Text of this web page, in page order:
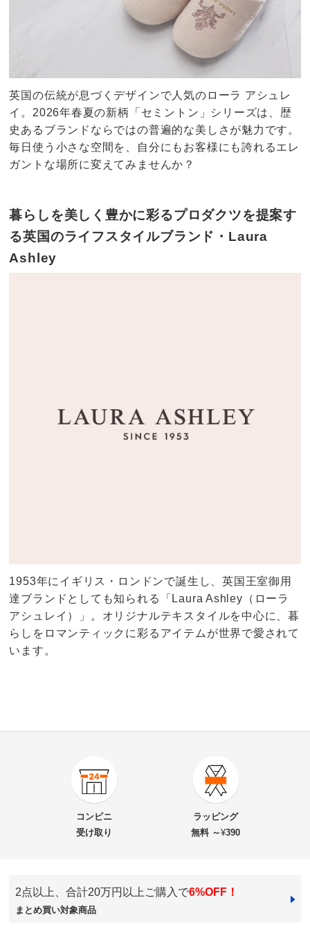
英国の伝統が息づくデザインで人気のローラ アシュレ
イ。2026年春夏の新柄「セミントン」シリーズは、歴
史あるブランドならではの普遍的な美しさが魅力です。
毎日使う小さな空間を、自分にもお客様にも誇れるエレ
ガントな場所に変えてみませんか？
暮らしを美しく豊かに彩るプロダクツを提案す
る英国のライフスタイルブランド・Laura
Ashley
1953年にイギリス・ロンドンで誕生し、英国王室御用
達ブランドとしても知られる「Laura Ashley（ローラ
アシュレイ）」。オリジナルテキスタイルを中心に、暮
らしをロマンティックに彩るアイテムが世界で愛されて
います。
900-6550-12
送料・送料種
別
基本配送料：¥880
※お届け先が同じであれば複数個ご購入いただいても¥880です。
ベージュ
コンビニ
受け取り
ラッピング
無料 ～¥390
2点以上、合計20万円以上ご購入で6%OFF！
まとめ買い対象商品